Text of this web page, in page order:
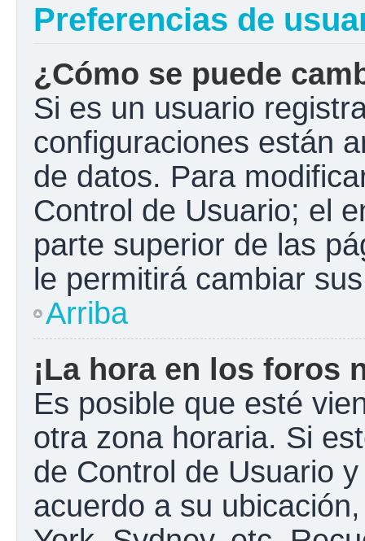
Preferencias de
¿Cómo se puede
Si es un usuario
configuraciones están
de datos. Para
Control de Usuario; el
parte superior de las
le permitirá cambiar
Arriba
¡La hora en los foros
Es posible que esté
otra zona horaria. Si
de Control de Usuario
acuerdo a su